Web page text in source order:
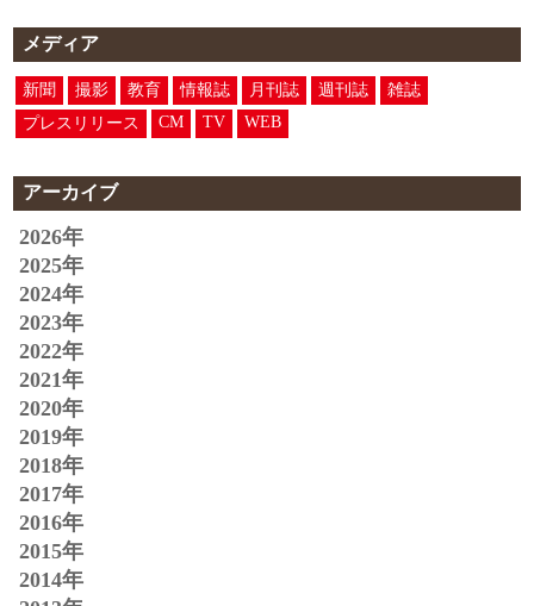
メディア
新聞 撮影 教育 情報誌 月刊誌 週刊誌
雑誌
プレスリリース
CM TV WEB
アーカイブ
2026年
2025年
2024年
2023年
2022年
2021年
2020年
2019年
2018年
2017年
2016年
2015年
2014年